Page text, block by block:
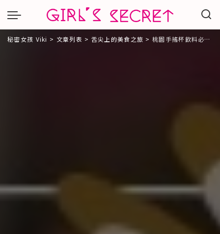
秘密女孩 Viki > 文章列表 > 舌尖上的美食之旅 >桃園手搖杯飲料必喝|大茗玉露青茶專賣。100%台灣茶及小農鮮奶